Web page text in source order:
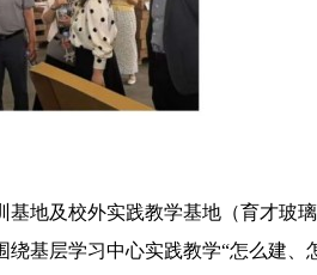
地及校外实践教学基地（育才玻
基层学习中心实践教学“怎么建、